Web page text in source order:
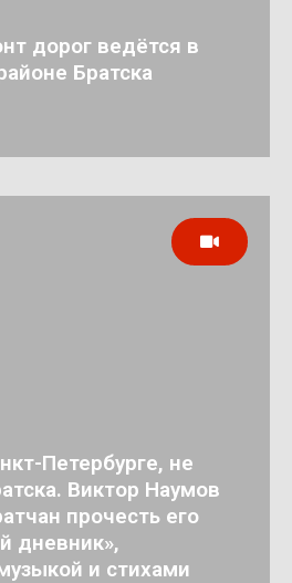
дорог ведётся в
Братска
Петербурге, не
Виктор Наумов
прочесть его
дневник»,
и стихами